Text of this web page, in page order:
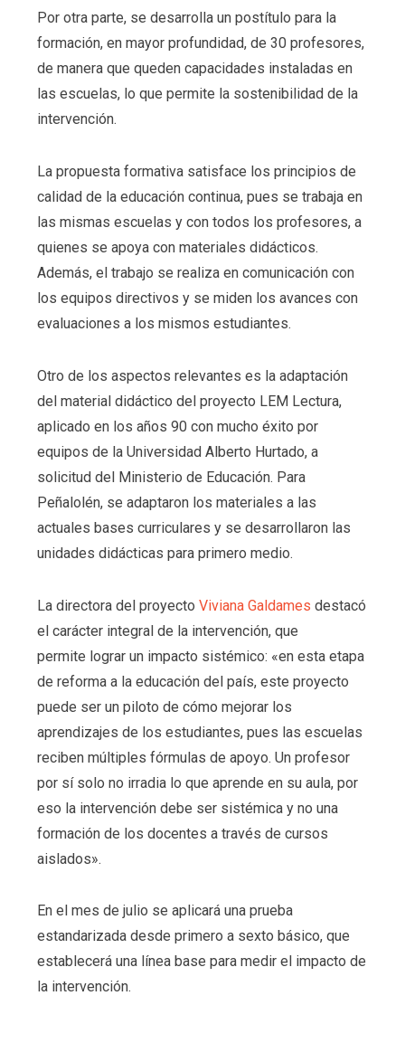
Por otra parte, se desarrolla un postítulo para la
formación, en mayor profundidad, de 30 profesores,
de manera que queden capacidades instaladas en
las escuelas, lo que permite la sostenibilidad de la
intervención.
La propuesta formativa satisface los principios de
calidad de la educación continua, pues se trabaja en
las mismas escuelas y con todos los profesores, a
quienes se apoya con materiales didácticos.
Además, el trabajo se realiza en comunicación con
los equipos directivos y se miden los avances con
evaluaciones a los mismos estudiantes.
Otro de los aspectos relevantes es la adaptación
del material didáctico del proyecto LEM Lectura,
aplicado en los años 90 con mucho éxito por
equipos de la Universidad Alberto Hurtado, a
solicitud del Ministerio de Educación. Para
Peñalolén, se adaptaron los materiales a las
actuales bases curriculares y se desarrollaron las
unidades didácticas para primero medio.
La directora del proyecto Viviana Galdames destacó
el carácter integral de la intervención, que
permite lograr un impacto sistémico: «en esta etapa
de reforma a la educación del país, este proyecto
puede ser un piloto de cómo mejorar los
aprendizajes de los estudiantes, pues las escuelas
reciben múltiples fórmulas de apoyo. Un profesor
por sí solo no irradia lo que aprende en su aula, por
eso la intervención debe ser sistémica y no una
formación de los docentes a través de cursos
aislados».
En el mes de julio se aplicará una prueba
estandarizada desde primero a sexto básico, que
establecerá una línea base para medir el impacto de
la intervención.